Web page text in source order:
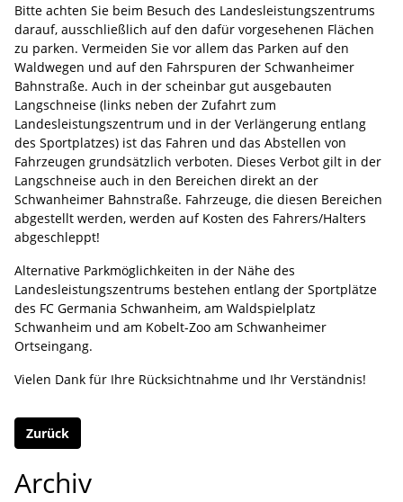
Bitte achten Sie beim Besuch des Landesleistungszentrums
darauf, ausschließlich auf den dafür vorgesehenen Flächen
zu parken. Vermeiden Sie vor allem das Parken auf den
Waldwegen und auf den Fahrspuren der Schwanheimer
Bahnstraße. Auch in der scheinbar gut ausgebauten
Langschneise (links neben der Zufahrt zum
Landesleistungszentrum und in der Verlängerung entlang
des Sportplatzes) ist das Fahren und das Abstellen von
Fahrzeugen grundsätzlich verboten. Dieses Verbot gilt in der
Langschneise auch in den Bereichen direkt an der
Schwanheimer Bahnstraße. Fahrzeuge, die diesen Bereichen
abgestellt werden, werden auf Kosten des Fahrers/Halters
abgeschleppt!
Alternative Parkmöglichkeiten in der Nähe des
Landesleistungszentrums bestehen entlang der Sportplätze
des FC Germania Schwanheim, am Waldspielplatz
Schwanheim und am Kobelt-Zoo am Schwanheimer
Ortseingang.
Vielen Dank für Ihre Rücksichtnahme und Ihr Verständnis!
Zurück
Archiv